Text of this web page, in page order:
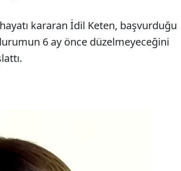
kararan İdil Keten, başvurduğu
6 ay önce düzelmeyeceğini